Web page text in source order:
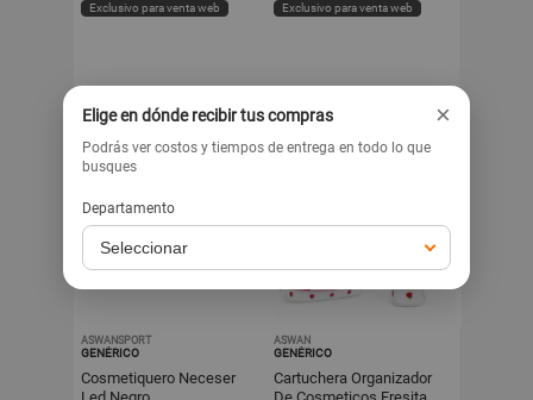
Exclusivo para venta web Exclusivo para venta web
ASWANSPORT
GENÉRICO
Cosmetiquero Neceser
ASWAN
GENÉRICO
Cartuchera Organizador
Elige en dónde recibir tus compras ×
Podrás ver costos y tiempos de entrega en todo lo que
busques
Departamento